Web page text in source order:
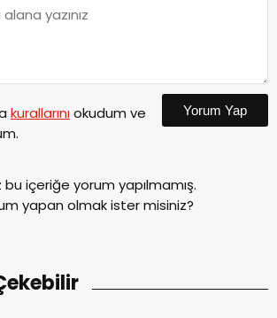
kurallarınıokudum ve
Yorum Yap
bu içeriğe yorum yapılmamış.
yapan olmak ister misiniz?